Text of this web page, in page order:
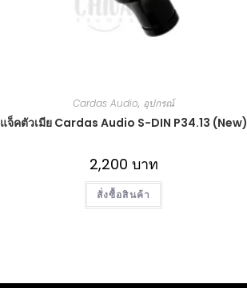
Cardas Audio, อุปกรณ์
แจ็คตัวเมีย Cardas Audio S-DIN P34.13 (New)
2,200 บาท
สั่งซื้อสินค้า